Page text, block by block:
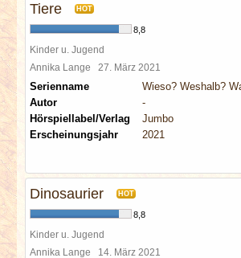
Tiere HOT
8,8
Kinder u. Jugend
Annika Lange 27. März 2021
Serienname
Wieso? Weshalb?
Autor
-
Hörspiellabel/Verlag
Jumbo
Erscheinungsjahr
2021
Dinosaurier HOT
8,8
Kinder u. Jugend
Annika Lange 14. März 2021